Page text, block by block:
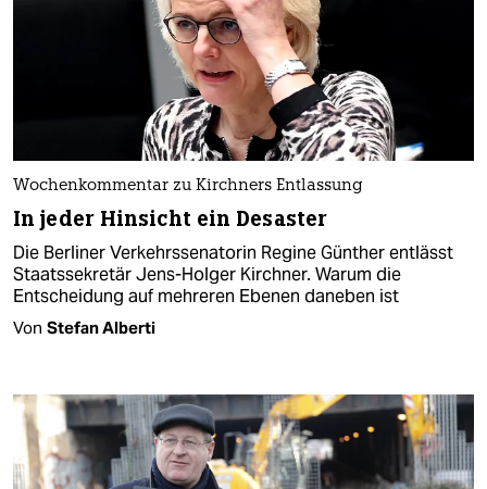
Wochenkommentar zu Kirchners Entlassung
In jeder Hinsicht ein Desaster
Die Berliner Verkehrssenatorin Regine Günther entlässt
Staatssekretär Jens-Holger Kirchner. Warum die
Entscheidung auf mehreren Ebenen daneben ist
Von Stefan Alberti